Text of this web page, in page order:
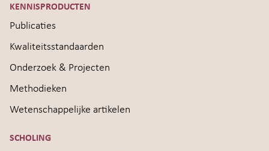
KENNISPRODUCTEN
Publicaties
Kwaliteitsstandaarden
Onderzoek & Projecten
Methodieken
Wetenschappelijke artikelen
SCHOLING